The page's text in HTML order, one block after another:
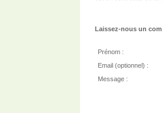
Laissez-nous un
Prénom :
Email (optionnel) :
Message :